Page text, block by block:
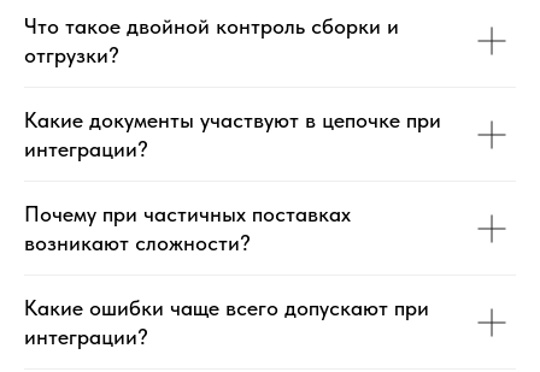
Что такое двойной контроль сборки и
отгрузки?
Какие документы участвуют в цепочке при
интеграции?
Почему при частичных поставках
возникают сложности?
Какие ошибки чаще всего допускают при
интеграции?